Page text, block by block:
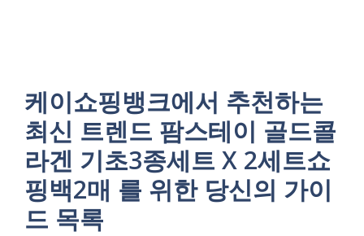
케이쇼핑뱅크에서 추천하는
최신 트렌드 팜스테이 골드콜
라겐 기초3종세트 X 2세트쇼
핑백2매 를 위한 당신의 가이
드 목록